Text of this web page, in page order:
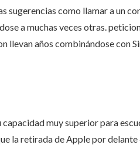
sugerencias como llamar a un
a muchas veces otras.
llevan años combinándose con
muy superior para
la retirada de Apple por